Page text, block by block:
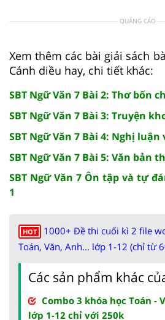
QUẢNG CÁO
Xem thêm các bài giải sách
Cánh diều hay, chi tiết khác:
SBT Ngữ Văn 7 Bài 2: Thơ bốn
SBT Ngữ Văn 7 Bài 3: Truyện
SBT Ngữ Văn 7 Bài 4: Nghị luận
SBT Ngữ Văn 7 Bài 5: Văn bản
SBT Ngữ Văn 7 Ôn tập và tự
1
HOT
1000+ Đề thi cuối kì 2 file
Toán, Văn, Anh... lớp 1-12 (chỉ từ
Các sản phẩm khác
Combo 3 khóa học Toán -
lớp 1-12 chỉ với 250k